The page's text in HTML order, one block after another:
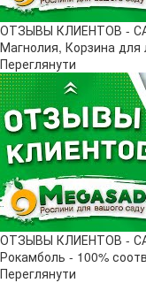
ОТЗЫВЫ КЛИЕНТОВ -
Магнолия, Корзина для
Переглянути
ОТЗЫВЫ КЛИЕНТОВ -
Рокамболь - 100%
Переглянути